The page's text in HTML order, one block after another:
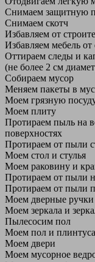
Снимаем защитную
Снимаем скотч
Избавляем от
Избавляем мебель
Оттираем следы и
(не более 2 см
Собираем мусор
Меняем пакеты в
Моем грязную
Моем плиту
Протираем пыль на
поверхностях
Протираем от пыли
Моем стол и стулья
Моем раковину и
Протираем от пыли
Протираем от пыли
Моем дверные ручки
Моем зеркала и
Пылесосим пол
Моем пол и плинтуса
Моем двери
Моем мусорное